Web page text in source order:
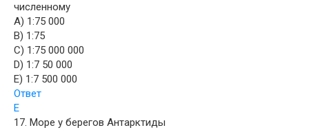
численному
A) 1:75 000
B) 1:75
C) 1:75 000 000
D) 1:7 50 000
E) 1:7 500 000
Ответ
Е
17. Море у берегов Антарктиды